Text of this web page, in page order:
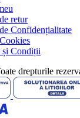
retur
Confidențialitate
și Condiții
drepturile